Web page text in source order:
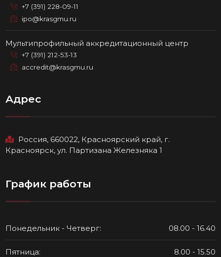
+7 (391) 228-09-11
ipo@krasgmu.ru
Мультипрофильный аккредитационный центр
+7 (391) 212-53-13
accredit@krasgmu.ru
Адрес
Россия, 660022, Красноярский край, г.
Красноярск, ул. Партизана Железняка 1
График работы
Понедельник - Четверг: 08.00 - 16.40
Пятница: 8.00 - 15.50